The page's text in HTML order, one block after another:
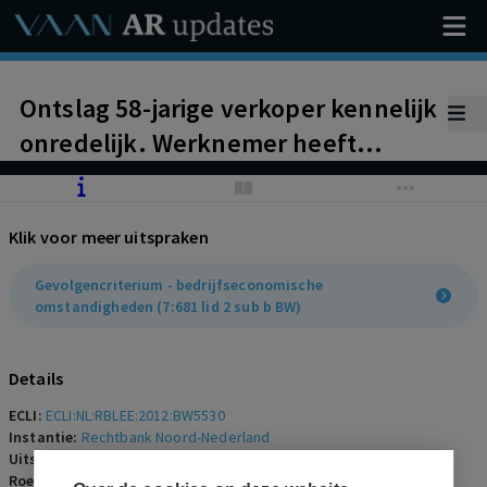
Ontslag 58-jarige verkoper kennelijk
onredelijk. Werknemer heeft
nagelaten zijn schade te beperken
voor drie dagen per week met
gelijkblijvende arbeidsvoorwaarden
te weigeren
Klik voor meer uitspraken
Gevolgencriterium - bedrijfseconomische
omstandigheden (7:681 lid 2 sub b BW)
Details
ECLI: ECLI:NL:RBLEE:2012:BW5530
Instantie: Rechtbank Noord-Nederland
Uitspraakdatum:
Roepnaam:
werknemer/Rocda Vloerenservice BV